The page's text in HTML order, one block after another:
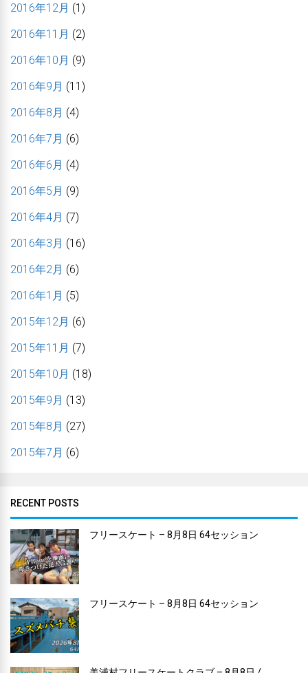
2016年12月 (1)
2016年11月 (2)
2016年10月 (9)
2016年9月 (11)
2016年8月 (4)
2016年7月 (6)
2016年6月 (4)
2016年5月 (9)
2016年4月 (7)
2016年3月 (16)
2016年2月 (6)
2016年1月 (5)
2015年12月 (6)
2015年11月 (7)
2015年10月 (18)
2015年9月 (13)
2015年8月 (27)
2015年7月 (6)
RECENT POSTS
フリースケート – 8月8日 64セッション
フリースケート – 8月8日 64セッション